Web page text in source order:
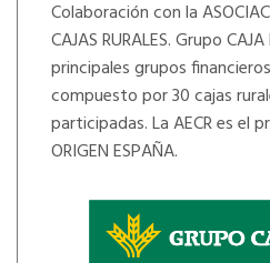
Colaboración con la
CAJAS RURALES. Grupo
principales grupos
compuesto por 30 cajas
participadas. La AECR es el
ORIGEN ESPAÑA.